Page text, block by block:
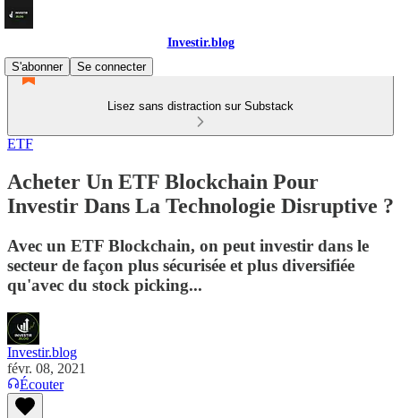
Investir.blog
S'abonner
Se connecter
Lisez sans distraction sur Substack
ETF
Acheter Un ETF Blockchain Pour
Investir Dans La Technologie Disruptive ?
Avec un ETF Blockchain, on peut investir dans le
secteur de façon plus sécurisée et plus diversifiée
qu'avec du stock picking...
Investir.blog
févr. 08, 2021
Écouter